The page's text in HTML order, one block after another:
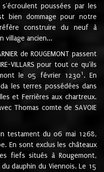
poussées par les
bien dommage pour notre
construire du neuf à
village ancien...
de ROUGEMONT passent
VILLARS pour tout ce qu'ils
le 05 février 12301 . En
les terres possédées dans
et Ferrières aux chartreux.
Thomas comte de SAVOIE
testament du 06 mai 1268,
En sont exclus les châteaux
fiefs situés à Rougemont,
dauphin du Viennois. Le 15